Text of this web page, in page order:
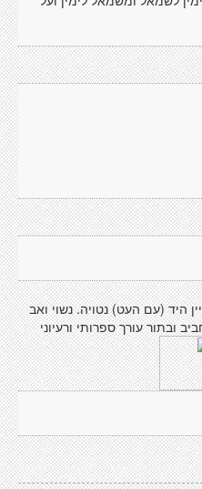
היד (עם העט) נטויה. נשוי ואב
ובתור עורך ספרותי ורעיוני